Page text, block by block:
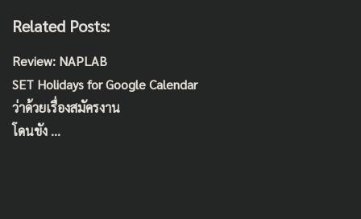
e
b
o
o
k
tt
er
ai
l
Related Posts:
Review: NAPLAB
SET Holidays for Google Calendar
ว่าด้วยเรื่องสมัครงาน
โดนขัง …